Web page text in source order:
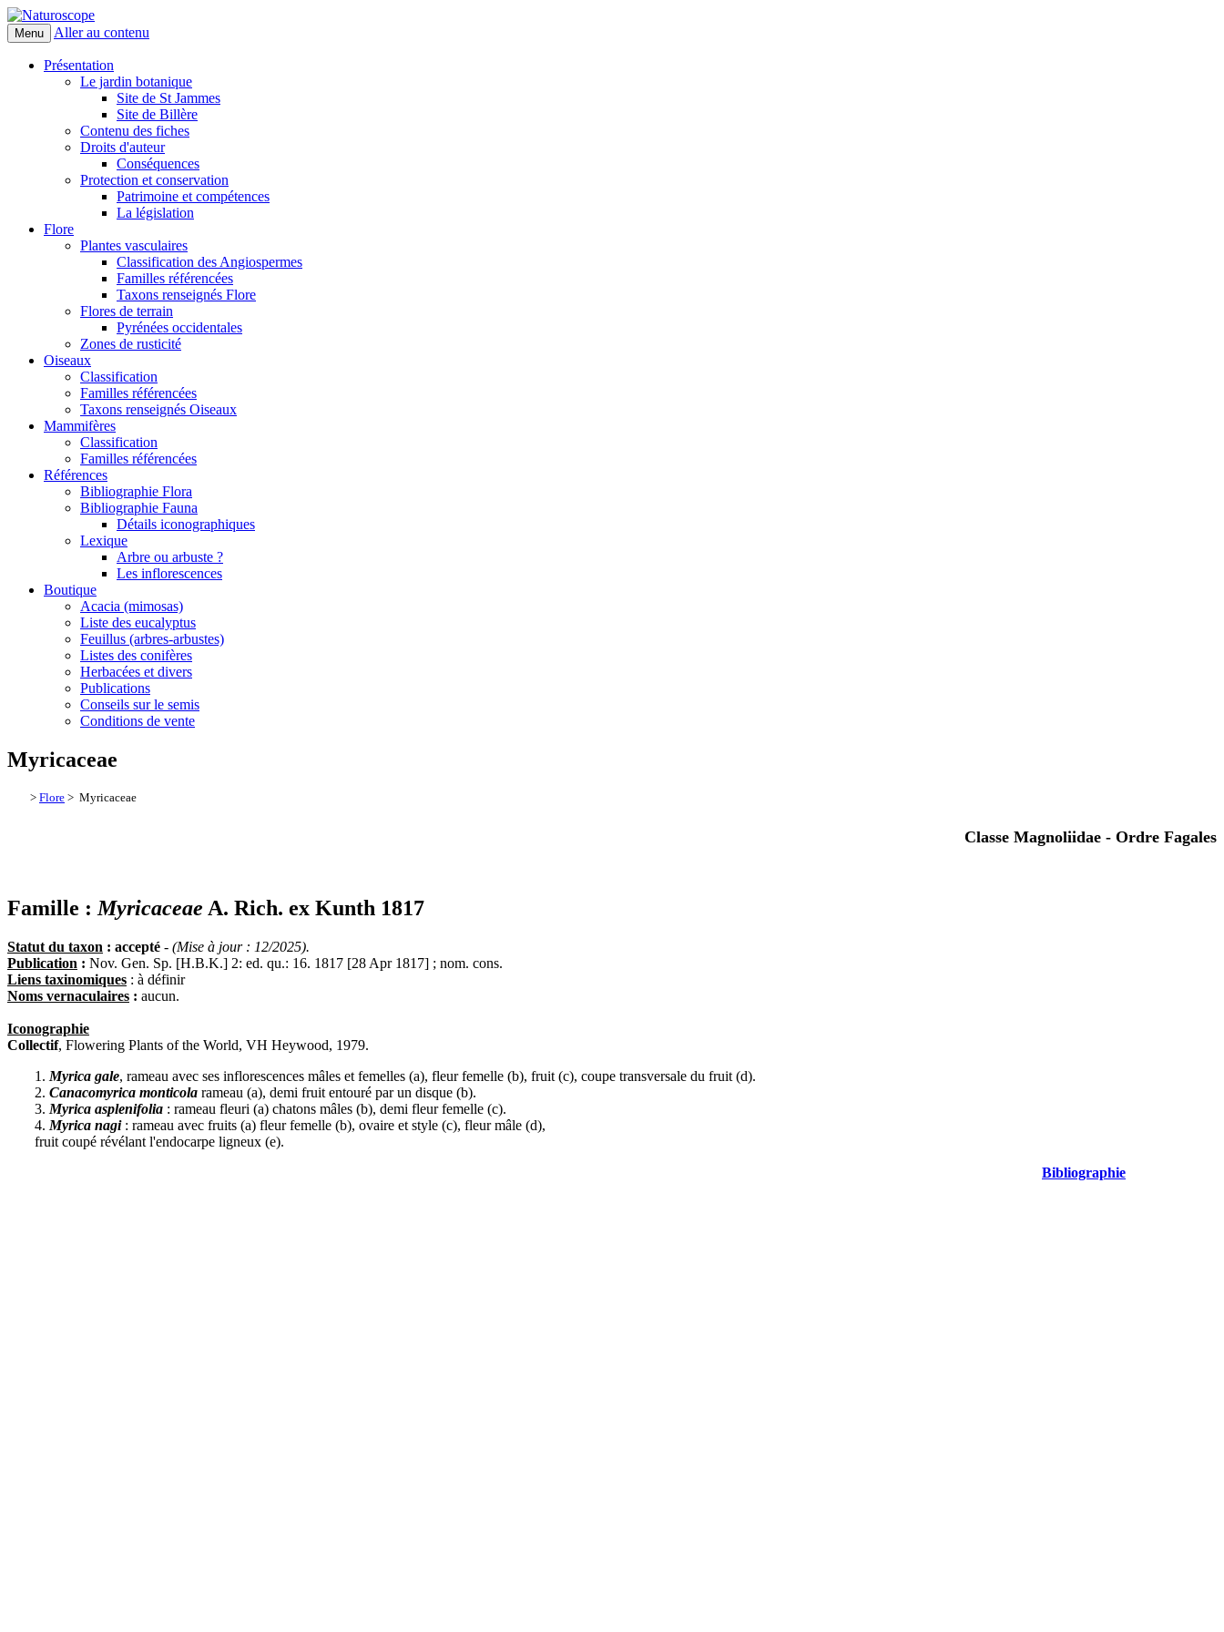
Naturoscope
Menu Aller au contenu
Présentation
Le jardin botanique
Site de St Jammes
Site de Billère
Contenu des fiches
Droits d'auteur
Conséquences
Protection et conservation
Patrimoine et compétences
La législation
Flore
Plantes vasculaires
Classification des Angiospermes
Familles référencées
Taxons renseignés Flore
Flores de terrain
Pyrénées occidentales
Zones de rusticité
Oiseaux
Classification
Familles référencées
Taxons renseignés Oiseaux
Mammifères
Classification
Familles référencées
Références
Bibliographie Flora
Bibliographie Fauna
Détails iconographiques
Lexique
Arbre ou arbuste ?
Les inflorescences
Boutique
Acacia (mimosas)
Liste des eucalyptus
Feuillus (arbres-arbustes)
Listes des conifères
Herbacées et divers
Publications
Conseils sur le semis
Conditions de vente
Myricaceae
> Flore > Myricaceae
Classe Magnoliidae - Ordre Fagales
Famille : Myricaceae A. Rich. ex Kunth 1817
Statut du taxon : accepté - (Mise à jour : 12/2025).
Publication : Nov. Gen. Sp. [H.B.K.] 2: ed. qu.: 16. 1817 [28 Apr 1817] ; nom. cons.
Liens taxinomiques : à définir
Noms vernaculaires : aucun.
Iconographie
Collectif, Flowering Plants of the World, VH Heywood, 1979.
1. Myrica gale, rameau avec ses inflorescences mâles et femelles (a), fleur femelle (b), fruit (c), coupe transversale du fruit (d).
2. Canacomyrica monticola rameau (a), demi fruit entouré par un disque (b).
3. Myrica asplenifolia : rameau fleuri (a) chatons mâles (b), demi fleur femelle (c).
4. Myrica nagi: rameau avec fruits (a) fleur femelle (b), ovaire et style (c), fleur mâle (d),
fruit coupé révélant l'endocarpe ligneux (e).
Bibliographie